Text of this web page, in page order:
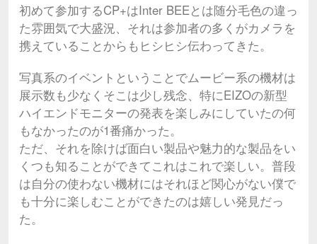
初めて参加するCP+はInter BEEとは随分毛色の違っ
た雰囲気で大盛況、それは参加者の多くがカメラを
携えていることからもヒシヒシ伝わってきた。
写真系のイベントということでムービー系の機材は
展示数も少なくそこは少し残念、特にEIZOの新型
ハイエンドモニターの発表を楽しみにしていたの何
もなかったのが1番痛かった。
ただ、それを除けば面白い製品や魅力的な製品をい
くつも知ることができてこれはこれで楽しい。普段
は自分の使わない機材にはそれほど関心がない僕で
も十分に楽しむことができたのは嬉しい発見だっ
た。